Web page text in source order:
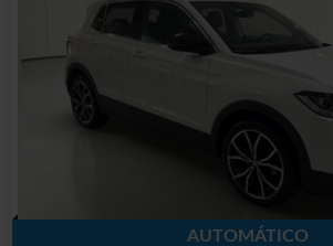
AUTOMÁTICO